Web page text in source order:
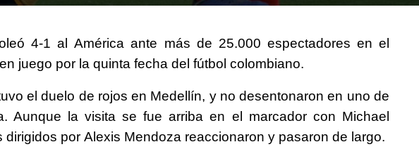
4-1 al América ante más de 25.000 espectadores en el
juego por la quinta fecha del fútbol colombiano.
el duelo de rojos en Medellín, y no desentonaron en uno de
Aunque la visita se fue arriba en el marcador con Michael
dirigidos por Alexis Mendoza reaccionaron y pasaron de largo.